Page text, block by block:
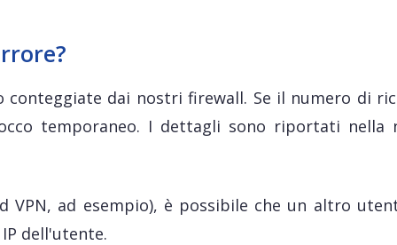
conteggiate dai nostri firewall. Se il numero di
temporaneo. I dettagli sono riportati nella
VPN, ad esempio), è possibile che un altro
dell'utente.